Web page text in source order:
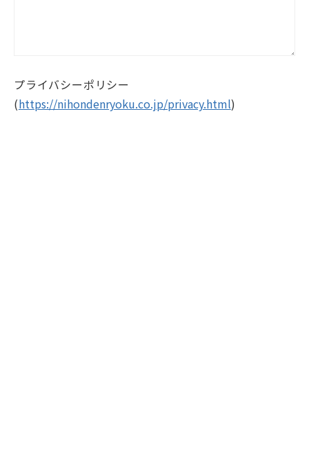
具体的なお悩み・お問い合わせ事項があればご記入く